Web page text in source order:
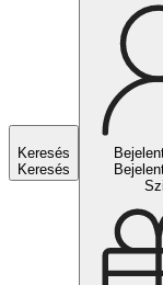
Keresés
Keresés